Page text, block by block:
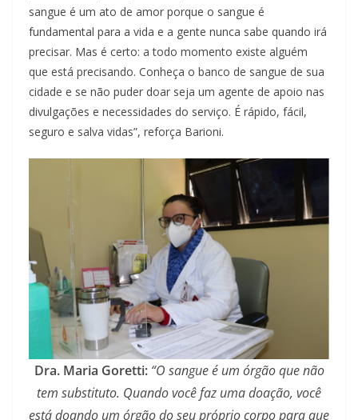
sangue é um ato de amor porque o sangue é
fundamental para a vida e a gente nunca sabe quando irá
precisar. Mas é certo: a todo momento existe alguém
que está precisando. Conheça o banco de sangue de sua
cidade e se não puder doar seja um agente de apoio nas
divulgações e necessidades do serviço. É rápido, fácil,
seguro e salva vidas”, reforça Barioni.
Dra. Maria Goretti: “O sangue é um órgão que não
tem substituto. Quando você faz uma doação, você
está doando um órgão do seu próprio corpo para que